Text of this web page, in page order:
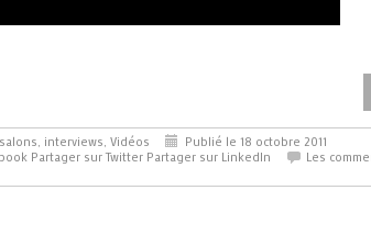
interviews, Vidéos
Publié le 18 octobre 2011
Partager sur Twitter Partager sur LinkedIn Les